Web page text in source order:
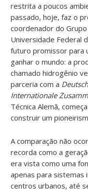
restrita a poucos
passado, hoje, faz o
coordenador do
Universidade Federal
futuro promissor para
ganhar o mundo: a
chamado hidrogênio
parceria com a
Internationale
Técnica Alemã,
construir um
A comparação não
recorda como a
era vista como uma
apenas para sistemas
centros urbanos, até